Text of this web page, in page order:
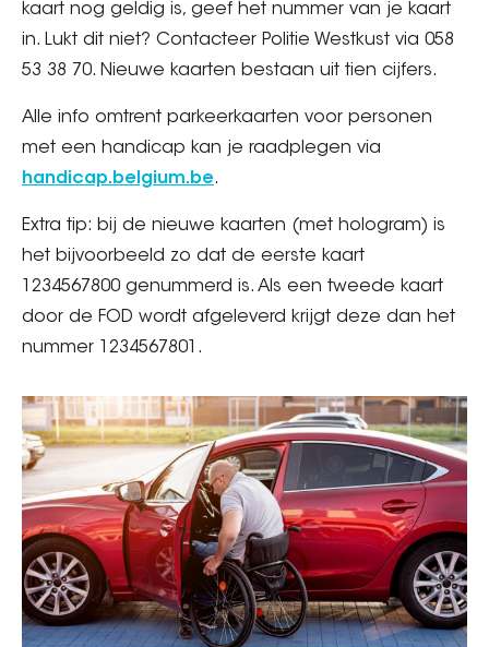
kaart nog geldig is, geef het nummer van je kaart
in. Lukt dit niet? Contacteer Politie Westkust via 058
53 38 70. Nieuwe kaarten bestaan uit tien cijfers.
Alle info omtrent parkeerkaarten voor personen
met een handicap kan je raadplegen via
handicap.belgium.be.
Extra tip: bij de nieuwe kaarten (met hologram) is
het bijvoorbeeld zo dat de eerste kaart
1234567800 genummerd is. Als een tweede kaart
door de FOD wordt afgeleverd krijgt deze dan het
nummer 1234567801.